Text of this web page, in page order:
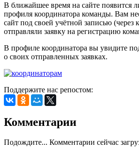
В ближайшее время на сайте появится
профиля координатора команды. Вам
сайт под своей учётной записью (через
отправляли заявку на регистрацию
В профиле координатора вы увидите
о своих отправленных заявках.
Поддержите нас репостом:
Комментарии
Подождите... Комментарии сейчас